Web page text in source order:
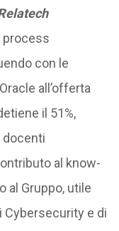
con le
all’offerta
il 51%,
docenti
al know-
al Gruppo, utile
Cybersecurity e di